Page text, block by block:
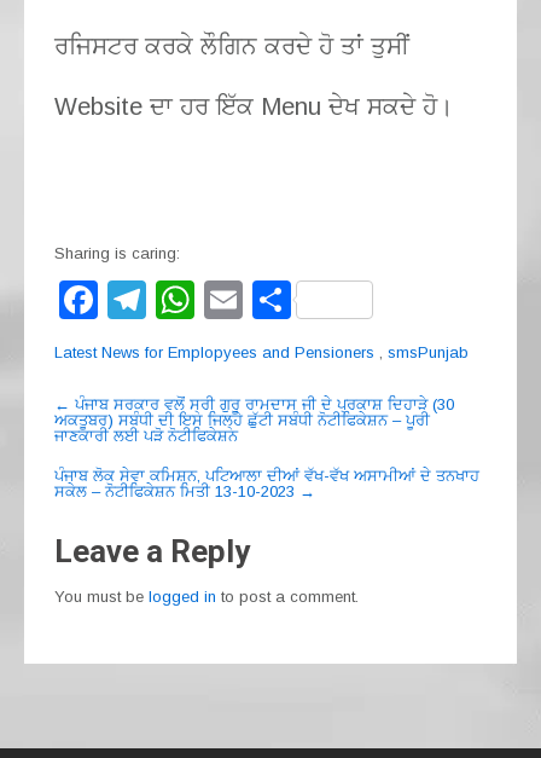
ਰਜਿਸਟਰ ਕਰਕੇ ਲੌਗਿਨ ਕਰਦੇ ਹੋ ਤਾਂ ਤੁਸੀਂ
Website ਦਾ ਹਰ ਇੱਕ Menu ਦੇਖ ਸਕਦੇ ਹੋ।
Sharing is caring:
F
a
e
b
o
k
T
el
gr
a
m
W
h
s
A
p
E
m
S
h
e
Latest News for Emplopyees and Pensioners smsPunjab
Post
navigation
← ਪੰਜਾਬ ਸਰਕਾਰ ਵਲੋਂ ਸ੍ਰੀ ਗੁਰੂ ਰਾਮਦਾਸ ਜੀ ਦੇ ਪ੍ਰਕਾਸ਼ ਦਿਹਾੜੇ (30
ਅਕਤੂਬਰ) ਸਬੰਧੀ ਦੀ ਇਸ ਜਿਲ੍ਹੇ ਛੁੱਟੀ ਸਬੰਧੀ ਨੋਟੀਫਿਕੇਸ਼ਨ – ਪੂਰੀ
ਜਾਣਕਾਰੀ ਲਈ ਪੜੋ ਨੋਟੀਫਿਕੇਸ਼ਨ
ਪੰਜਾਬ ਲੋਕ ਸੇਵਾ ਕਮਿਸ਼ਨ, ਪਟਿਆਲਾ ਦੀਆਂ ਵੱਖ-ਵੱਖ ਅਸਾਮੀਆਂ ਦੇ ਤਨਖਾਹ
ਸਕੇਲ – ਨੋਟੀਫਿਕੇਸ਼ਨ ਮਿਤੀ 13-10-2023 →
Leave a Reply
You must be logged in to post a comment.